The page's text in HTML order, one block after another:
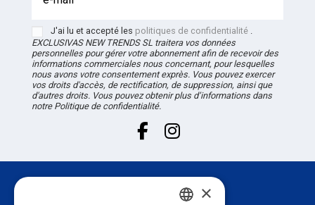
J'ai lu et accepté les politiques de confidentialité.
EXCLUSIVAS NEW TRENDS SL traitera vos données
personnelles pour gérer votre abonnement afin de recevoir des
informations commerciales nous concernant, pour lesquelles
nous avons votre consentement exprès. Vous pouvez exercer
vos droits d'accès, de rectification, de suppression, ainsi que
d'autres droits. Vous pouvez obtenir plus d’informations dans
notre Politique de confidentialité.
×